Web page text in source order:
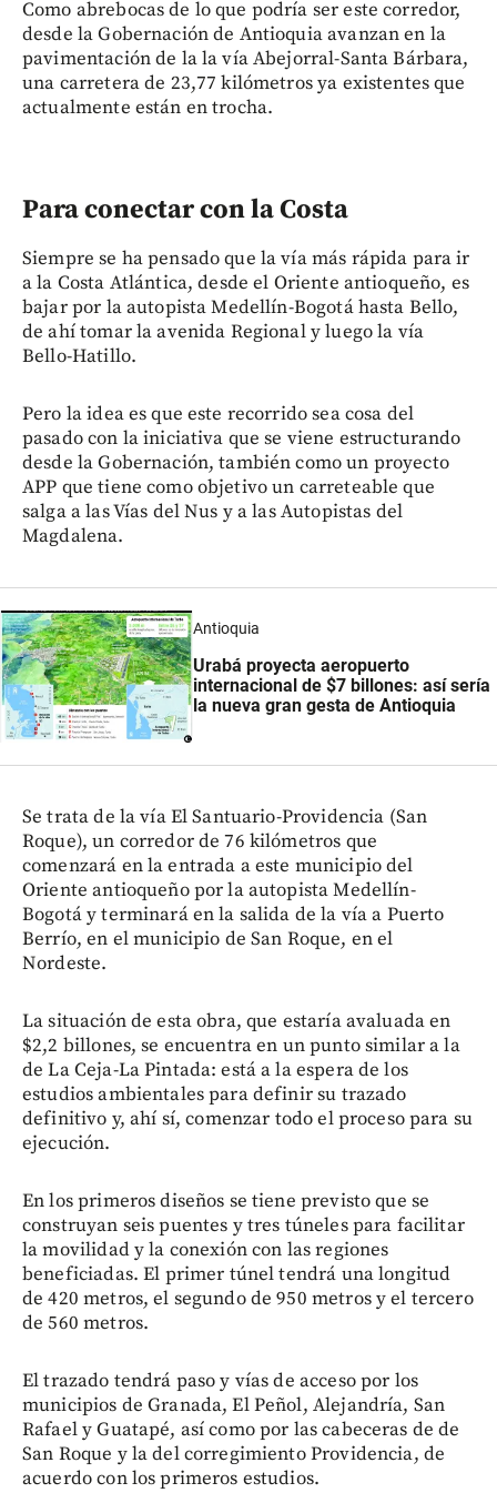
Como abrebocas de lo que podría ser este corredor,
desde la Gobernación de Antioquia avanzan en la
pavimentación de la la vía Abejorral-Santa Bárbara,
una carretera de 23,77 kilómetros ya existentes que
actualmente están en trocha.
Para conectar con la Costa
Siempre se ha pensado que la vía más rápida para ir
a la Costa Atlántica, desde el Oriente antioqueño, es
bajar por la autopista Medellín-Bogotá hasta Bello,
de ahí tomar la avenida Regional y luego la vía
Bello-Hatillo.
Pero la idea es que este recorrido sea cosa del
pasado con la iniciativa que se viene estructurando
desde la Gobernación, también como un proyecto
APP que tiene como objetivo un carreteable que
salga a las Vías del Nus y a las Autopistas del
Magdalena.
Antioquia
Urabá proyecta aeropuerto
internacional de $7 billones: así sería
la nueva gran gesta de Antioquia
Se trata de la vía El Santuario-Providencia (San
Roque), un corredor de 76 kilómetros que
comenzará en la entrada a este municipio del
Oriente antioqueño por la autopista Medellín-
Bogotá y terminará en la salida de la vía a Puerto
Berrío, en el municipio de San Roque, en el
Nordeste.
La situación de esta obra, que estaría avaluada en
$2,2 billones, se encuentra en un punto similar a la
de La Ceja-La Pintada: está a la espera de los
estudios ambientales para definir su trazado
definitivo y, ahí sí, comenzar todo el proceso para su
ejecución.
En los primeros diseños se tiene previsto que se
construyan seis puentes y tres túneles para facilitar
la movilidad y la conexión con las regiones
beneficiadas. El primer túnel tendrá una longitud
de 420 metros, el segundo de 950 metros y el tercero
de 560 metros.
El trazado tendrá paso y vías de acceso por los
municipios de Granada, El Peñol, Alejandría, San
Rafael y Guatapé, así como por las cabeceras de de
San Roque y la del corregimiento Providencia, de
acuerdo con los primeros estudios.